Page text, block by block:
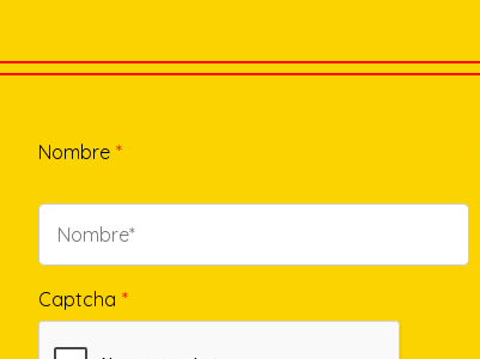
Nombre *
Captcha *